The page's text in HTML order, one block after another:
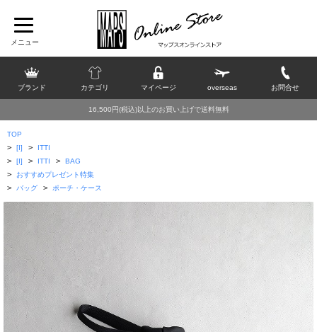
ブランド カテゴリ マイページ overseas お問合せ
16,500円(税込)以上のお買い上げで送料無料
TOP
> [I] > ITTI
> [I] > ITTI > BAG
> おすすめプレゼント特集
> バッグ > ポーチ・ケース